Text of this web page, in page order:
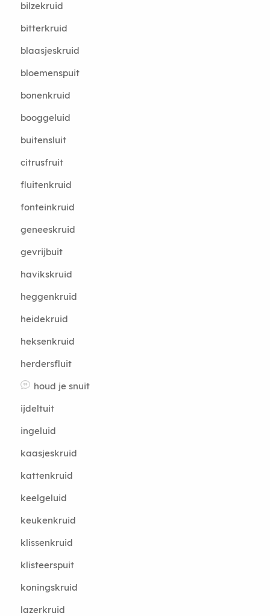
bilzekruid
bitterkruid
blaasjeskruid
bloemenspuit
bonenkruid
booggeluid
buitensluit
citrusfruit
fluitenkruid
fonteinkruid
geneeskruid
gevrijbuit
havikskruid
heggenkruid
heidekruid
heksenkruid
herdersfluit
houd je snuit
ijdeltuit
ingeluid
kaasjeskruid
kattenkruid
keelgeluid
keukenkruid
klissenkruid
klisteerspuit
koningskruid
lazerkruid